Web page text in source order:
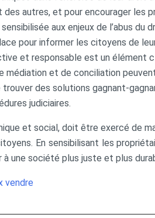
autres, et pour encourager les
aux enjeux de l’abus
pour informer les citoyens de
et responsable est un élément
médiation et de conciliation
des solutions gagnant-
judiciaires.
et social, doit être exercé de
En sensibilisant les
une société plus juste et plus
vendre